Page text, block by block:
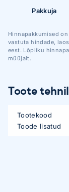
Pakkuja
Hinnapakkumised
vastuta hindade,
eest. Lõpliku
müüjalt.
Toote
Tootekood
Toode lisatud